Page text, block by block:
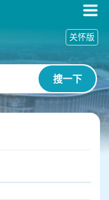
搜一下
关怀版